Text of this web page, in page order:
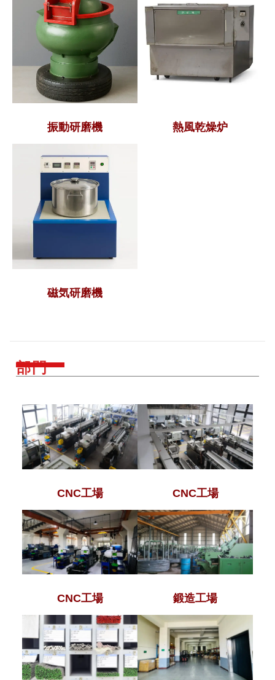
振動研磨機 熱風乾燥炉
磁気研磨機
部門
CNC工場 CNC工場
CNC工場 鍛造工場